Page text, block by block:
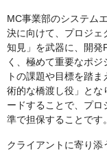
MC事業部のシステム
決に向けて、プロジェ
知見」を武器に、開発
く、極めて重要なポ
トの課題や目標を踏
術的な橋渡し役」とな
ードすることで、プ
準で担保することです。
クライアントに寄り